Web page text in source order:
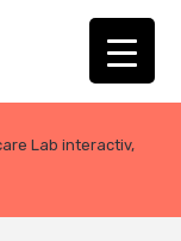
Lab interactiv,